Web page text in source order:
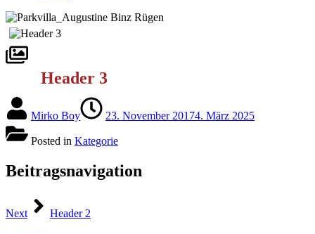
Header 3
Mirko Boy 23. November 20174. März 2025
Posted in Kategorie
Beitragsnavigation
Next Header 2